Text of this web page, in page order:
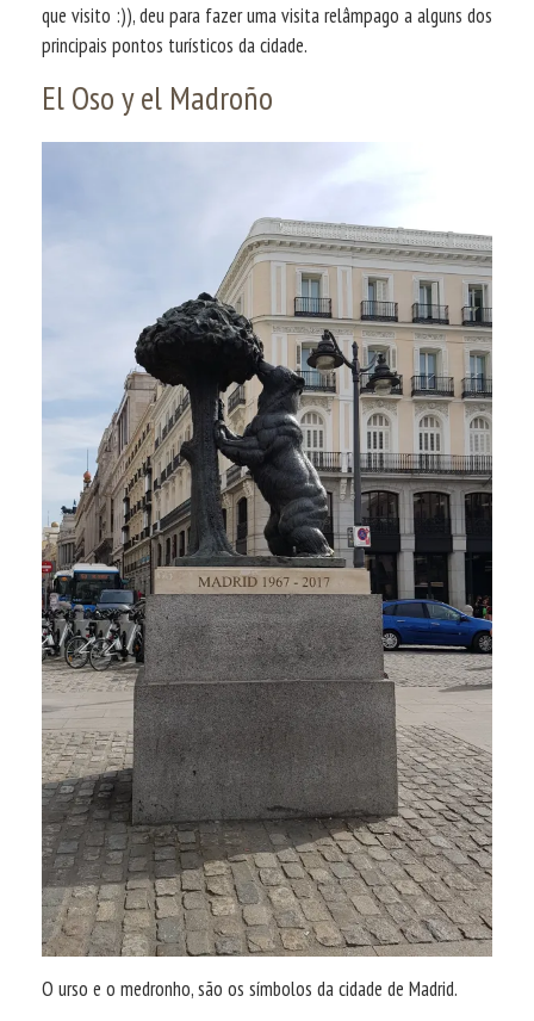
que visito :)), deu para fazer uma visita relâmpago a alguns dos
principais pontos turísticos da cidade.
El Oso y el Madroño
O urso e o medronho, são os símbolos da cidade de Madrid.